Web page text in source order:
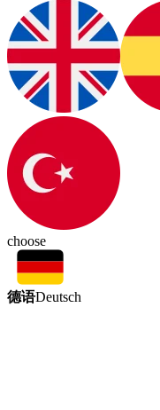
choose
德语Deutsch